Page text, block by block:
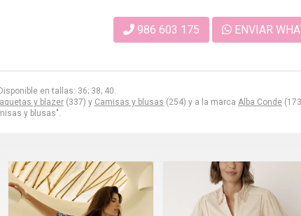
en tallas: 36; 38; 40.
y blazer (337) y Camisas y blusas (254) y a la marca Alba Conde
y blusas".
986 603 175 ENVIAR